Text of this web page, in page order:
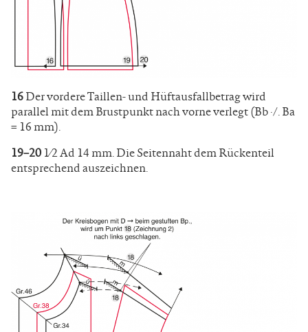
16Der vordere Taillen- und Hüftausfallbetrag wird
parallel mit dem Brustpunkt nach vorne verlegt (Bb ·/. Ba
= 16 mm).
19–20 1⁄2 Ad 14 mm. Die Seitennaht dem Rückenteil
entsprechend auszeichnen.